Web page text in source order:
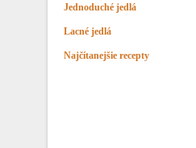
Jednoduché jedlá
Lacné jedlá
Najčítanejšie recepty